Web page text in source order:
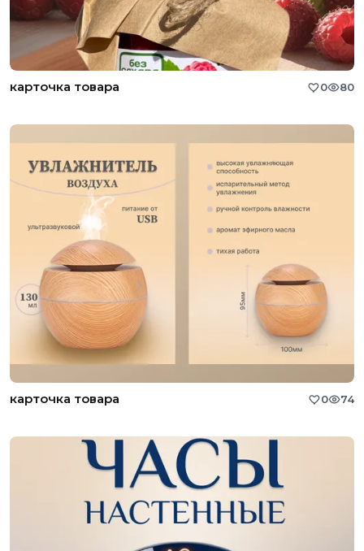
карточка товара 0 80
карточка товара 0 74